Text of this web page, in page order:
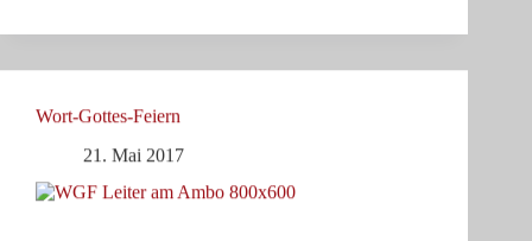
Wort-Gottes-Feiern
21. Mai 2017